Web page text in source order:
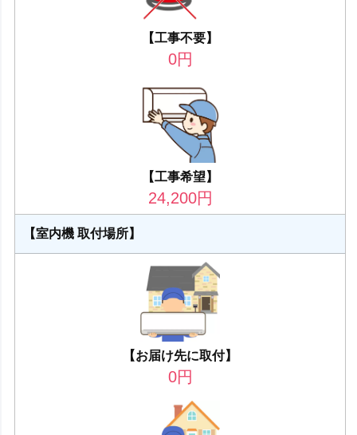
【工事不要】
0円
【工事希望】
24,200円
【室内機 取付場所】
【お届け先に取付】
0円